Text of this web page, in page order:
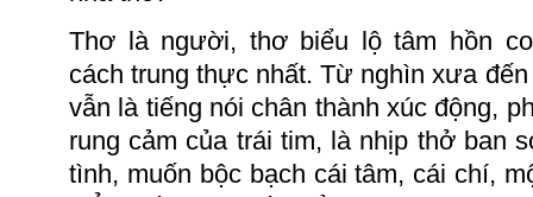
Thơ là người, thơ biểu lộ tâm hồn
cách trung thực nhất. Từ nghìn xưa
vẫn là tiếng nói chân thành xúc động,
rung cảm của trái tim, là nhịp thở ban
tình, muốn bộc bạch cái tâm, cái chí,